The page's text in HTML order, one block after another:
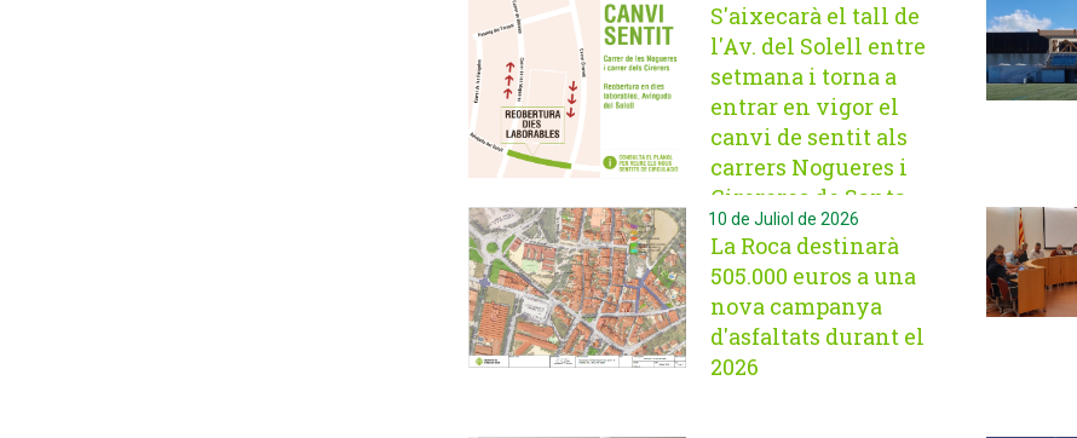
S'aixecarà el tall de
l'Av. del Solell entre
setmana i torna a
entrar en vigor el
canvi de sentit als
carrers Nogueres i
Cirereres de Santa
Agnès de
Malanyanes
10 de Juliol de 2026
La Roca destinarà
505.000 euros a una
nova campanya
d'asfaltats durant el
2026